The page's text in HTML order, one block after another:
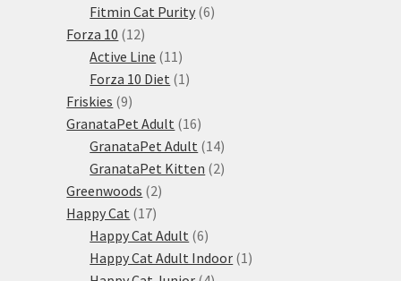
Fitmin Cat Purity 66
Forza 10 1212
produktů
Active Line 11 11
produktů
Forza 10 Diet 1 1
Friskies 99
produktů
GranataPet Adult 1616
produktů
GranataPet Adult 1414
produktů
GranataPet Kitten 22
Greenwoods 22
Happy Cat 1717
produktů
Happy Cat Adult 66
produktů
Happy Cat Adult Indoor 1 1